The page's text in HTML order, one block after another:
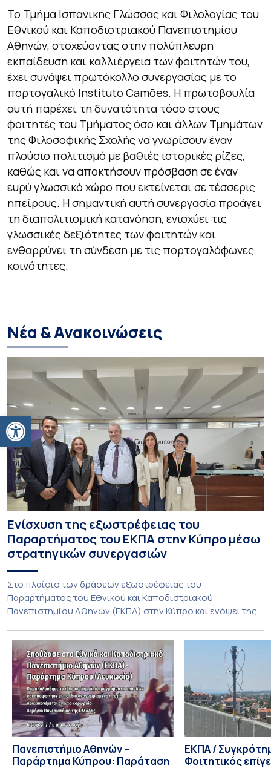
Ανοίξτε τη γραμμή εργαλείων
Το Τμήμα Ισπανικής Γλώσσας και Φιλολογίας του
Εθνικού και Καποδιστριακού Πανεπιστημίου
Αθηνών, στοχεύοντας στην πολύπλευρη
εκπαίδευση και καλλιέργεια των φοιτητών του,
έχει συνάψει πρωτόκολλο συνεργασίας με το
πορτογαλικό Instituto Camões. Η πρωτοβουλία
αυτή παρέχει τη δυνατότητα τόσο στους
φοιτητές του Τμήματος όσο και άλλων Τμημάτων
της Φιλοσοφικής Σχολής να γνωρίσουν έναν
πλούσιο πολιτισμό με βαθιές ιστορικές ρίζες,
καθώς και να αποκτήσουν πρόσβαση σε έναν
ευρύ γλωσσικό χώρο που εκτείνεται σε τέσσερις
ηπείρους. Η σημαντική αυτή συνεργασία προάγει
τη διαπολιτισμική κατανόηση, ενισχύει τις
γλωσσικές δεξιότητες των φοιτητών και
ενθαρρύνει τη σύνδεση με τις πορτογαλόφωνες
κοινότητες.
Νέα & Ανακοινώσεις
Ενίσχυση της εξωστρέφειας του
Παραρτήματος του ΕΚΠΑ στην Κύπρο μέσω
στρατηγικών συνεργασιών
Στο πλαίσιο των δράσεων εξωστρέφειας του
Παραρτήματος του Εθνικού και Καποδιστριακού
Πανεπιστημίου Αθηνών (ΕΚΠΑ) στην Κύπρο και ενόψει της
Τμήματος Οικονομικών Επιστημών και του Τμήματος
Διοίκησης Επιχειρήσεων και Οργανισμών τον Σεπτέμβριο
του 2026, ο Κοσμήτορας της Σχολής Οικονομικών και
Πολιτικών Επιστημών, Καθηγητής Νικόλαος Ηρειώτης, και ο
Πρόεδρος του Τμήματος […]
Πανεπιστήμιο Αθηνών –
Παράρτημα Κύπρου: Παράταση
ΕΚΠΑ /
Φοιτητικός